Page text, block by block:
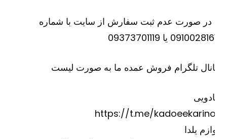
در صورت عدم ثبت سفارش از سایت با شماره
یا 09373701119
تلگرام فروش عمده ما به صورت لیست
https://t.me/
یلدا